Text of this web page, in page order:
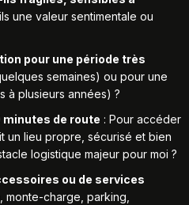
une valeur sentimentale ou
pour une période très
semaines) ou pour une
à plusieurs années) ?
minutes de route : Pour accéder
un lieu propre, sécurisé et bien
logistique majeur pour moi ?
ou de services
monte-charge, parking,